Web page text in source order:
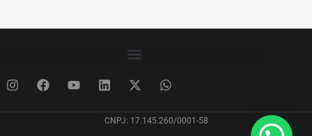
CNPJ: 17.145.260/0001-58